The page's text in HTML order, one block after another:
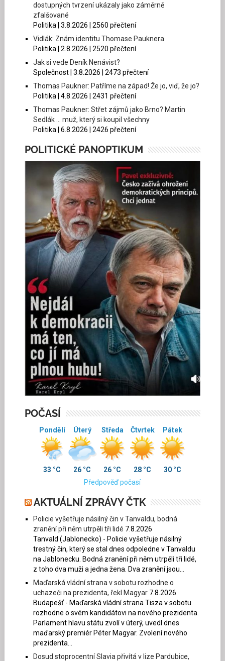
dostupných tvrzení ukázaly jako záměrně
zfalšované
Politika | 3.8.2026 | 2560 přečtení
Vidlák: Znám identitu Thomase Pauknera
Politika | 2.8.2026 | 2520 přečtení
Jak si vede Deník Nenávist?
Společnost | 3.8.2026 | 2473 přečtení
Thomas Paukner: Patříme na západ! Že jo, viď, že jo?
Politika | 4.8.2026 | 2431 přečtení
Thomas Paukner: Střet zájmů jako Brno? Martin
Sedlák … muž, který si koupil všechny
Politika | 6.8.2026 | 2426 přečtení
POLITICKÉ PANOPTIKUM
POČASÍ
Pondělí
33 °C
Úterý
26 °C
Středa
26 °C
Čtvrtek
28 °C
Pátek
30 °C
Předpověď počasí
AKTUÁLNÍ ZPRÁVY ČTK
Policie vyšetřuje násilný čin v Tanvaldu, bodná
zranění při něm utrpěli tři lidé 7.8.2026
Tanvald (Jablonecko) - Policie vyšetřuje násilný
trestný čin, který se stal dnes odpoledne v Tanvaldu
na Jablonecku. Bodná zranění při něm utrpěli tři lidé,
z toho dva muži a jedna žena. Dva zranění jsou...
Maďarská vládní strana v sobotu rozhodne o
uchazeči na prezidenta, řekl Magyar 7.8.2026
Budapešť - Maďarská vládní strana Tisza v sobotu
rozhodne o svém kandidátovi na nového prezidenta.
Parlament hlavu státu zvolí v úterý, uvedl dnes
maďarský premiér Péter Magyar. Zvolení nového
prezidenta...
Dosud stoprocentní Slavia přivítá v lize Pardubice,